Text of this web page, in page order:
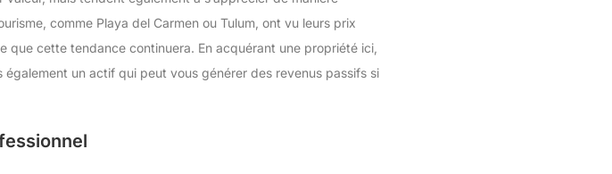
comme Playa del Carmen ou Tulum, ont vu leurs prix
que cette tendance continuera. En acquérant une propriété ici,
un actif qui peut vous générer des revenus passifs si